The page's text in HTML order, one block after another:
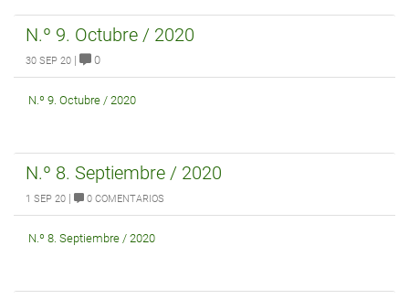
N.º 9. Octubre / 2020
30 SEP 20 | 0
N.º 9. Octubre / 2020
N.º 8. Septiembre / 2020
1 SEP 20 | 0 COMENTARIOS
N.º 8. Septiembre / 2020